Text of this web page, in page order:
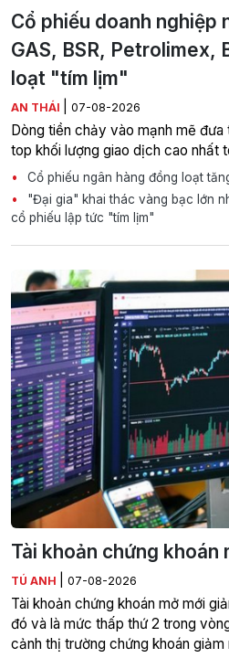
Cổ phiếu doanh nghiệp
GAS, BSR, Petrolimex,
loạt "tím lịm"
AN THÁI 07-08-2026
Dòng tiền chảy vào mạnh mẽ đưa
top khối lượng giao dịch cao nhất
Cổ phiếu ngân hàng đồng loạt
"Đại gia" khai thác vàng bạc lớn
cổ phiếu lập tức "tím lịm"
Tài khoản chứng khoán
TÚ ANH 07-08-2026
Tài khoản chứng khoán mở mới
đó và là mức thấp thứ 2 trong
cảnh thị trường chứng khoán